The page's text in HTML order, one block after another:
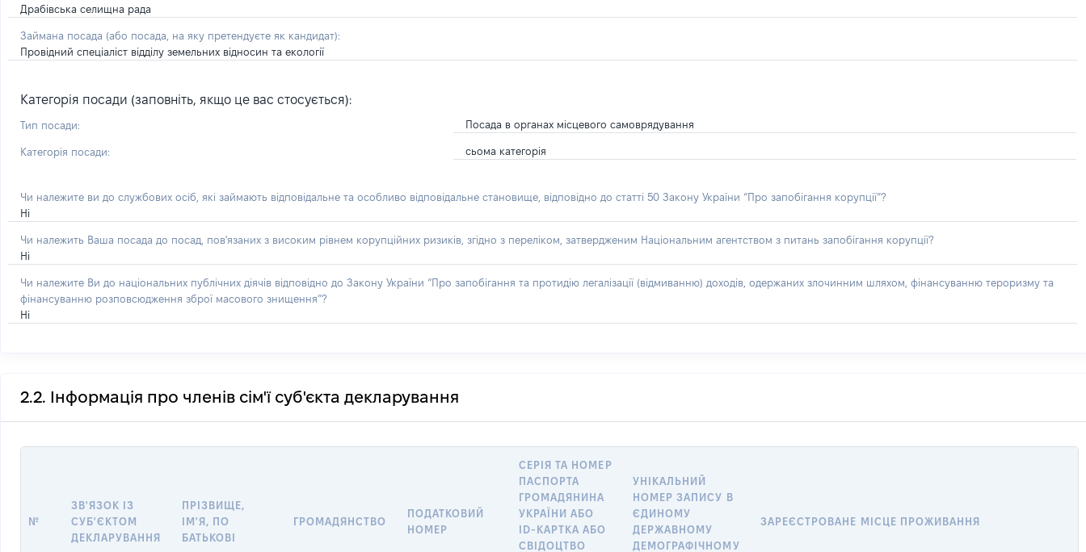
Драбівська селищна рада
Займана посада (або посада, на яку претендуєте як кандидат):
Провідний спеціаліст відділу земельних відносин та екології
Категорія посади (заповніть, якщо це вас стосується):
Тип посади: Посада в органах місцевого самоврядування
Категорія посади: сьома категорія
Чи належите ви до службових осіб, які займають відповідальне та особливо відповідальне становище, відповідно до статті 50 Закону України “Про запобігання корупції”?
Ні
Чи належить Ваша посада до посад, пов'язаних з високим рівнем корупційних ризиків, згідно з переліком, затвердженим Національним агентством з питань запобігання корупції?
Ні
Чи належите Ви до національних публічних діячів відповідно до Закону України “Про запобігання та протидію легалізації (відмиванню) доходів, одержаних злочинним шляхом, фінансуванню тероризму та
фінансуванню розповсюдження зброї масового знищення”?
Ні
2.2. Інформація про членів сім'ї суб'єкта декларування
№
ЗВ'ЯЗОК ІЗ
СУБ'ЄКТОМ
ДЕКЛАРУВАННЯ
ПРІЗВИЩЕ,
ІМ'Я, ПО
БАТЬКОВІ
ГРОМАДЯНСТВО
ПОДАТКОВИЙ
НОМЕР
СЕРІЯ ТА НОМЕР
ПАСПОРТА
ГРОМАДЯНИНА
УКРАЇНИ АБО
ID-КАРТКА АБО
СВІДОЦТВО
УНІКАЛЬНИЙ
НОМЕР ЗАПИСУ В
ЄДИНОМУ
ДЕРЖАВНОМУ
ДЕМОГРАФІЧНОМУ
ЗАРЕЄСТРОВАНЕ МІСЦЕ ПРОЖИВАННЯ